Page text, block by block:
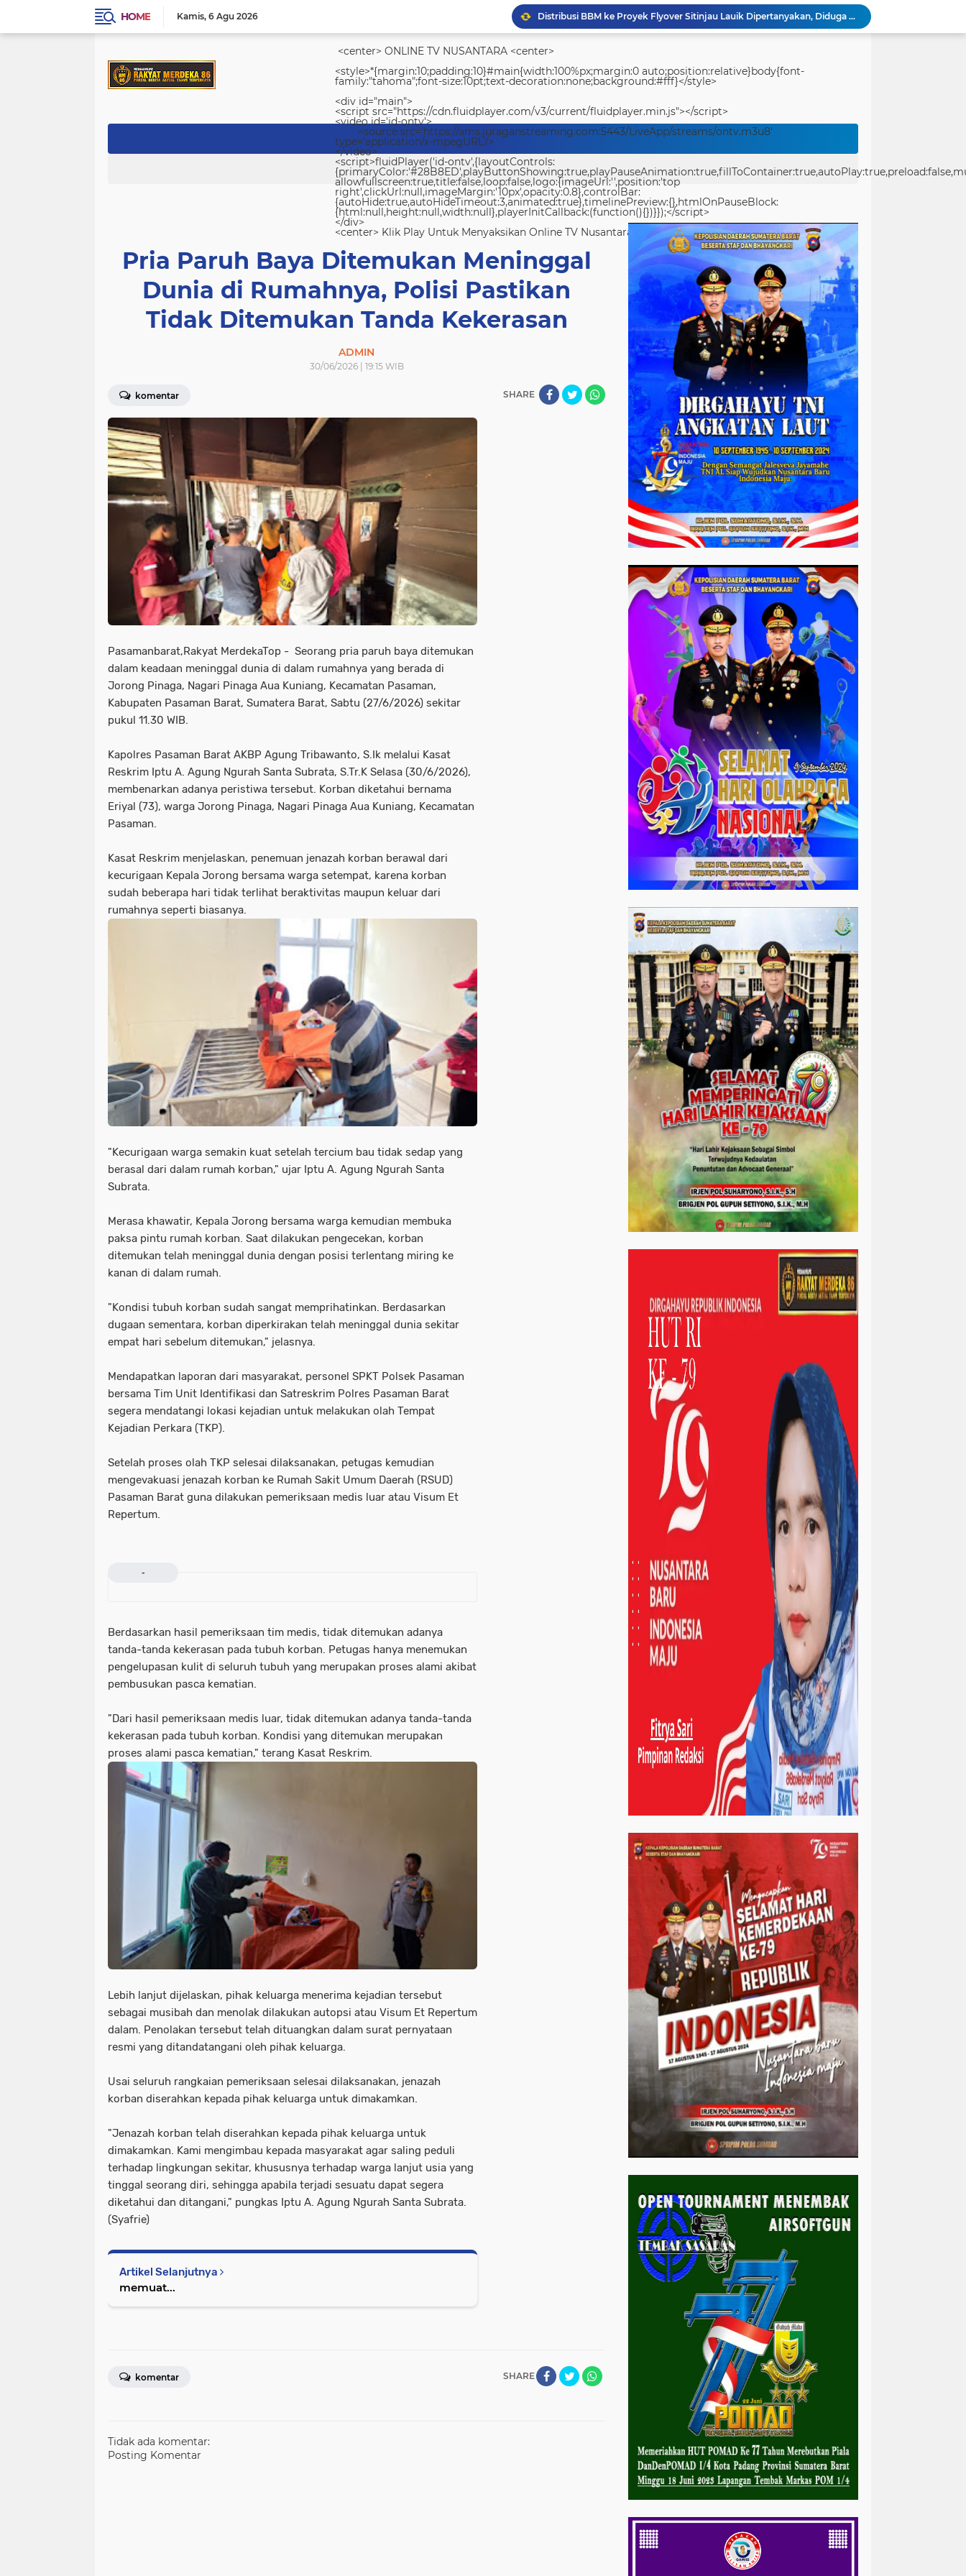
HOME Kamis 6 Agu 2026
Polwan Polresta Padang Gelar Trauma Healing untuk Anak-Anak Korban Banjir di Surau Gadang
Ditlantas Polda Sumbar Gelar Police Goes to Campus di UNP, Edukasi 3.000 Mahasiswa Baru Tertib Berlalu Lintas
Kabid Humas Polda Sumbar: Ajang Olahraga Didukung Penuh Sebagai Perekat Persaudaraan dan Kamtibmas
Distribusi BBM ke Proyek Flyover Sitinjau Lauik Dipertanyakan, Diduga Gunakan Solar Bersubsidi
<center> ONLINE TV NUSANTARA <center>
<style>*{margin:10;padding:10}#main{width:100%px;margin:0 auto;position:relative}body{font-
family:"tahoma";font-size:10pt;text-decoration:none;background:#fff}</style>
<div id="main">
<script src="https://cdn.fluidplayer.com/v3/current/fluidplayer.min.js"></script>
<video id='id-ontv'>
<source src='https://ams.juraganstreaming.com:5443/LiveApp/streams/ontv.m3u8'
type='application/x-mpegURL'/>
</video>
<script>fluidPlayer('id-ontv',{layoutControls:
allowfullscreen:true,title:false,loop:false,logo:{imageUrl:'',position:'top
right',clickUrl:null,imageMargin:'10px',opacity:0.8},controlBar:
{autoHide:true,autoHideTimeout:3,animated:true},timelinePreview:{},htmlOnPauseBlock:
{html:null,height:null,width:null},playerInitCallback:(function(){})}});</script>
</div>
<center> Klik Play Untuk Menyaksikan Online TV Nusantara <center>
Pria Paruh Baya Ditemukan Meninggal
Dunia di Rumahnya, Polisi Pastikan
Tidak Ditemukan Tanda Kekerasan
ADMIN
30/06/2026 | 19:15 WIB
komentar SHARE
Pasamanbarat,Rakyat MerdekaTop - Seorang pria paruh baya ditemukan
dalam keadaan meninggal dunia di dalam rumahnya yang berada di
Jorong Pinaga, Nagari Pinaga Aua Kuniang, Kecamatan Pasaman,
Kabupaten Pasaman Barat, Sumatera Barat, Sabtu (27/6/2026) sekitar
pukul 11.30 WIB.
Kapolres Pasaman Barat AKBP Agung Tribawanto, S.Ik melalui Kasat
Reskrim Iptu A. Agung Ngurah Santa Subrata, S.Tr.K Selasa (30/6/2026),
membenarkan adanya peristiwa tersebut. Korban diketahui bernama
Eriyal (73), warga Jorong Pinaga, Nagari Pinaga Aua Kuniang, Kecamatan
Pasaman.
Kasat Reskrim menjelaskan, penemuan jenazah korban berawal dari
kecurigaan Kepala Jorong bersama warga setempat, karena korban
sudah beberapa hari tidak terlihat beraktivitas maupun keluar dari
rumahnya seperti biasanya.
"Kecurigaan warga semakin kuat setelah tercium bau tidak sedap yang
berasal dari dalam rumah korban," ujar Iptu A. Agung Ngurah Santa
Subrata.
Merasa khawatir, Kepala Jorong bersama warga kemudian membuka
paksa pintu rumah korban. Saat dilakukan pengecekan, korban
ditemukan telah meninggal dunia dengan posisi terlentang miring ke
kanan di dalam rumah.
"Kondisi tubuh korban sudah sangat memprihatinkan. Berdasarkan
dugaan sementara, korban diperkirakan telah meninggal dunia sekitar
empat hari sebelum ditemukan," jelasnya.
Mendapatkan laporan dari masyarakat, personel SPKT Polsek Pasaman
bersama Tim Unit Identifikasi dan Satreskrim Polres Pasaman Barat
segera mendatangi lokasi kejadian untuk melakukan olah Tempat
Kejadian Perkara (TKP).
Setelah proses olah TKP selesai dilaksanakan, petugas kemudian
mengevakuasi jenazah korban ke Rumah Sakit Umum Daerah (RSUD)
Pasaman Barat guna dilakukan pemeriksaan medis luar atau Visum Et
Repertum.
-
Berdasarkan hasil pemeriksaan tim medis, tidak ditemukan adanya
tanda-tanda kekerasan pada tubuh korban. Petugas hanya menemukan
pengelupasan kulit di seluruh tubuh yang merupakan proses alami akibat
pembusukan pasca kematian.
"Dari hasil pemeriksaan medis luar, tidak ditemukan adanya tanda-tanda
kekerasan pada tubuh korban. Kondisi yang ditemukan merupakan
proses alami pasca kematian," terang Kasat Reskrim.
Lebih lanjut dijelaskan, pihak keluarga menerima kejadian tersebut
sebagai musibah dan menolak dilakukan autopsi atau Visum Et Repertum
dalam. Penolakan tersebut telah dituangkan dalam surat pernyataan
resmi yang ditandatangani oleh pihak keluarga.
Usai seluruh rangkaian pemeriksaan selesai dilaksanakan, jenazah
korban diserahkan kepada pihak keluarga untuk dimakamkan.
"Jenazah korban telah diserahkan kepada pihak keluarga untuk
dimakamkan. Kami mengimbau kepada masyarakat agar saling peduli
terhadap lingkungan sekitar, khususnya terhadap warga lanjut usia yang
tinggal seorang diri, sehingga apabila terjadi sesuatu dapat segera
diketahui dan ditangani," pungkas Iptu A. Agung Ngurah Santa Subrata.
(Syafrie)
Artikel Selanjutnya
memuat...
SHARE
komentar
Tidak ada komentar:
Posting Komentar